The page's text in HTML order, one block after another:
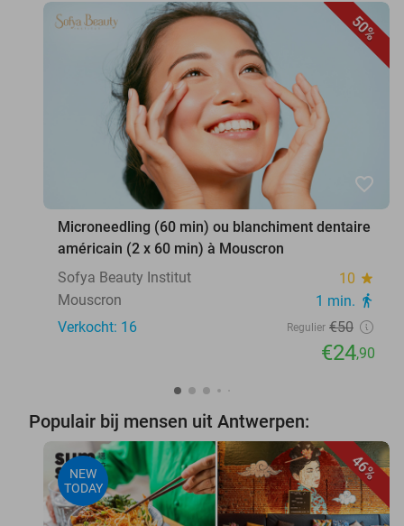
50%
favorite_border
Microneedling (60 min) ou blanchiment dentaire
américain (2 x 60 min) à Mouscron
Sofya Beauty Institut
10 star
Mouscron 1 min. directions_walk
Verkocht: 16 Regulier €50
€24,90
Populair bij mensen uit Antwerpen:
46%
NEW
TODAY